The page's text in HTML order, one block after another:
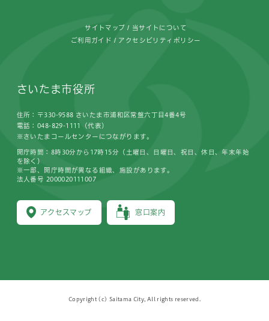
サイトマップ 当サイトについて
ご利用ガイド アクセシビリティポリシー
さいたま市役所
住所：〒330-9588 さいたま市浦和区常盤六丁目4番4号
電話：048-829-1111（代表）
※さいたまコールセンターにつながります。
アクセスマップ 窓口案内
開庁時間：8時30分から17時15分（土曜日、日曜日、祝日、休日、年末年始
を除く）
※一部、開庁時間が異なる組織、施設があります。
法人番号 2000020111007
Copyright (c) Saitama City, All rights reserved.